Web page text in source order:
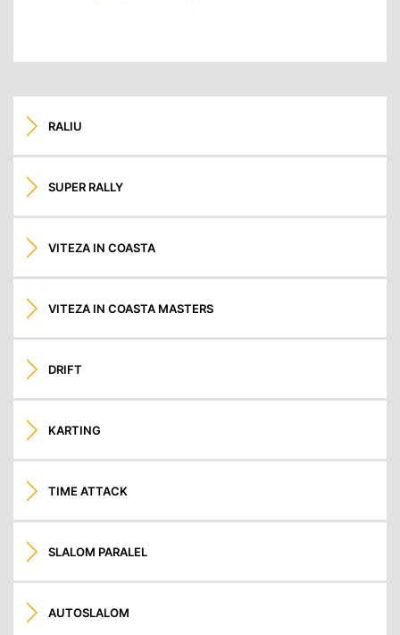
RALIU
SUPER RALLY
VITEZA IN COASTA
VITEZA IN COASTA MASTERS
DRIFT
KARTING
TIME ATTACK
SLALOM PARALEL
AUTOSLALOM